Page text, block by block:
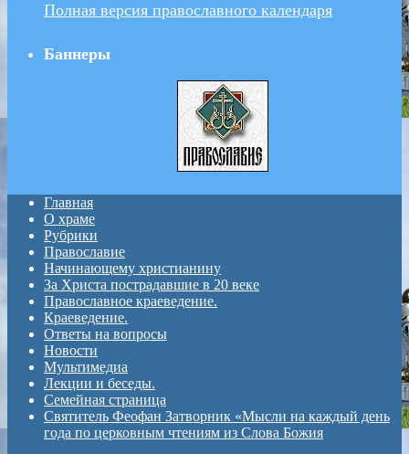
Полная версия православного календаря
Баннеры
Главная
О храме
Рубрики
Православие
Начинающему христианину
За Христа пострадавшие в 20 веке
Православное краеведение.
Краеведение.
Ответы на вопросы
Новости
Мультимедиа
Лекции и беседы.
Семейная страница
Святитель Феофан Затворник «Мысли на каждый день
года по церковным чтениям из Слова Божия